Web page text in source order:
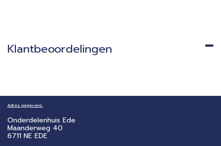
Klantbeoordelingen
Adres gegevens:
Onderdelenhuis Ede
Maanderweg 40
6711 NE EDE